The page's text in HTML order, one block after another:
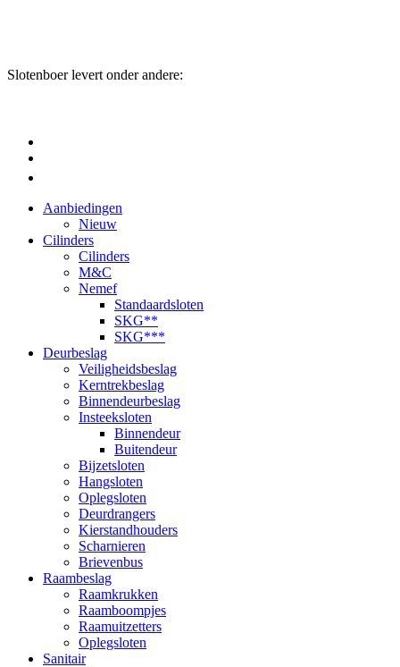
Slotenboer levert onder andere:
Aanbiedingen
Nieuw
Cilinders
Cilinders
M&C
Nemef
Standaardsloten
SKG**
SKG***
Deurbeslag
Veiligheidsbeslag
Kerntrekbeslag
Binnendeurbeslag
Insteeksloten
Binnendeur
Buitendeur
Bijzetsloten
Hangsloten
Oplegsloten
Deurdrangers
Kierstandhouders
Scharnieren
Brievenbus
Raambeslag
Raamkrukken
Raamboompjes
Raamuitzetters
Oplegsloten
Sanitair